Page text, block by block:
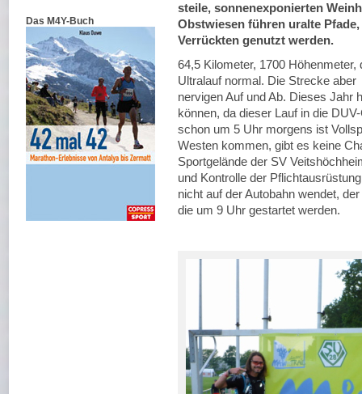
Das M4Y-Buch
steile, sonnenexponierten
Obstwiesen führen uralte
Verrückten genutzt werden.
64,5 Kilometer, 1700 Höhenmeter,
Ultralauf normal. Die Strecke
nervigen Auf und Ab. Dieses Jahr
können, da dieser Lauf in die
schon um 5 Uhr morgens ist
Westen kommen, gibt es keine
Sportgelände der SV
und Kontrolle der
nicht auf der Autobahn wendet,
die um 9 Uhr gestartet werden.